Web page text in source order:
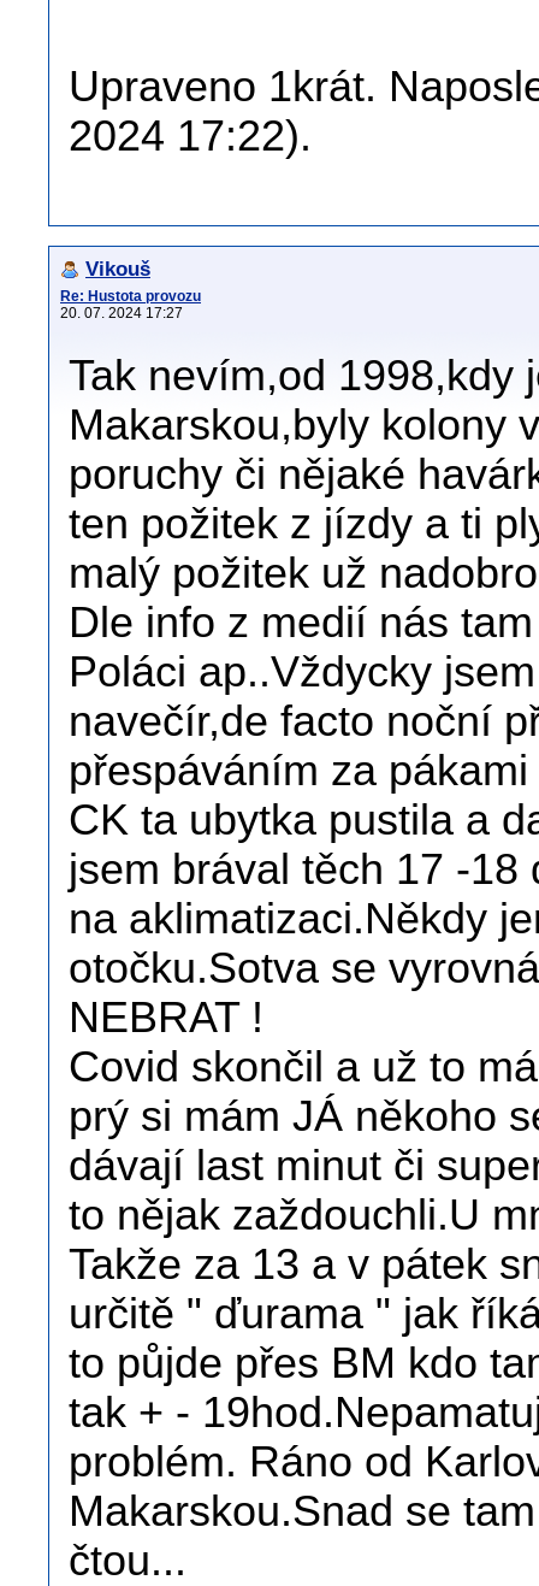
Upraveno 1krát.
2024 17:22).
Vikouš
Re: Hustota provozu
20. 07. 2024 17:27
Tak nevím,od 1998,kdy
Makarskou,byly kolony
poruchy či nějaké
ten požitek z jízdy a ti
malý požitek už
Dle info z medií nás
Poláci ap..Vždycky
navečír,de facto noční
přespáváním za
CK ta ubytka pustila a
jsem brával těch 17 -
na aklimatizaci.Někdy
otočku.Sotva se
NEBRAT !
Covid skončil a už to
prý si mám JÁ někoho
dávají last minut či
to nějak zaždouchli.U
Takže za 13 a v pátek
určitě " ďurama " jak
to půjde přes BM kdo
tak + -
problém. Ráno od
Makarskou.Snad se
čtou...